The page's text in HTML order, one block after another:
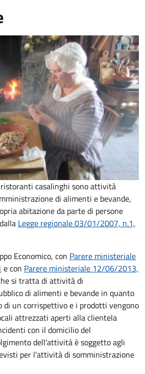
casalinghi sono attività
di alimenti e bevande,
abitazione da parte di persone
Legge regionale 03/01/2007, n.1,
Economico, con Parere ministeriale
e con Parere ministeriale 12/06/2013,
si tratta di attività di
di alimenti e bevande in quanto
di un corrispettivo e i prodotti vengono
attrezzati aperti alla clientela
con il domicilio del
dell'attività è soggetto agli
per l'attività di somministrazione